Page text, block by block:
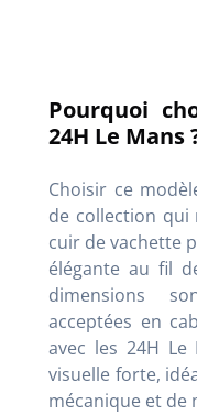
Pourquoi
24H Le Mans
Choisir ce
de collection qui
cuir de vachette
élégante au fil
dimensions
acceptées en
avec les 24H
visuelle forte,
mécanique et de